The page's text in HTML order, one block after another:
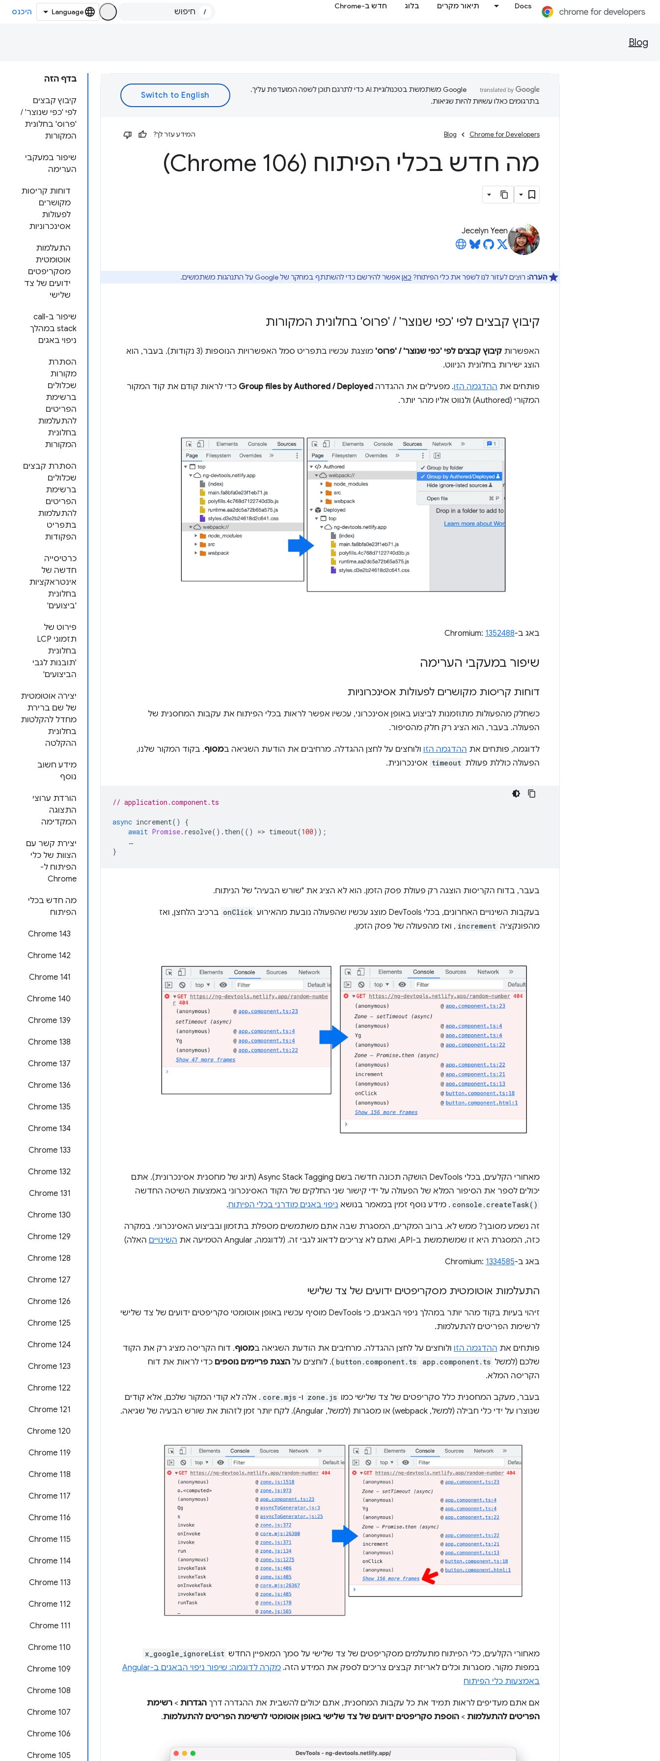
Docs תיאור מקרים בלוג חדש ב-Chrome
/ היכנס
Blog
בדף הזה
קיבוץ קבצים
לפי 'כפי שנוצר' /
'פרוס' בחלונית
המקורות
שיפור במעקבי
הערימה
דוחות קריסות
מקושרים
לפעולות
אסינכרוניות
התעלמות
אוטומטית
מסקריפטים
ידועים של צד
שלישי
שיפור ב-call
stack במהלך
ניפוי באגים
הסתרת
מקורות
שכלולים
ברשימת
הפריטים
להתעלמות
בחלונית
המקורות
הסתרת קבצים
שכלולים
ברשימת
הפריטים
להתעלמות
בתפריט
הפקודות
כרטיסייה
חדשה של
אינטראקציות
בחלונית
'ביצועים'
פירוט של
תזמוני LCP
בחלונית
'תובנות לגבי
הביצועים'
יצירה אוטומטית
של שם ברירת
מחדל להקלטות
בחלונית
ההקלטה
מידע חשוב
נוסף
הורדת ערוצי
התצוגה
המקדימה
יצירת קשר עם
הצוות של כלי
הפיתוח ל-
Chrome
מה חדש בכלי
הפיתוח
Chrome 143
Chrome 142
Chrome 141
Chrome 140
Chrome 139
Chrome 138
Chrome 137
Chrome 136
Chrome 135
Chrome 134
Chrome 133
Chrome 132
Chrome 131
Chrome 130
Chrome 129
Chrome 128
Chrome 127
Chrome 126
Chrome 125
Chrome 124
Chrome 123
Chrome 122
Chrome 121
Chrome 120
Chrome 119
Chrome 118
Chrome 117
Chrome 116
Chrome 115
Chrome 114
Chrome 113
Chrome 112
Chrome 111
Chrome 110
Chrome 109
Chrome 108
Chrome 107
Chrome 106
Chrome 105
‫Google משתמשת בטכנולוגיית AI כדי לתרגם תוכן לשפה המועדפת עליך.
בתרגומים כאלו עשויות להיות שגיאות.
Chrome for Developers
Blog המידע עזר לך?
מה חדש בכלי הפיתוח (Chrome 106)
Jecelyn Yeen
הערה: רוצים לעזור לנו לשפר את כלי הפיתוח? כאןאפשר להירשם כדי להשתתף במחקר של Google על התנהגות משתמשים.
קיבוץ קבצים לפי 'כפי שנוצר' / 'פרוס' בחלונית המקורות
האפשרות קיבוץ קבצים לפי 'כפי שנוצר' / 'פרוס'
מוצגת עכשיו בתפריט סמל האפשרויות הנוספות (3 נקודות). בעבר, הוא
הוצג ישירות בחלונית הניווט.
פותחים את ההדגמה הזו. מפעילים את ההגדרה Group files by Authored / Deployed כדי לראות קודם את קוד המקור
המקורי (Authored) ולנווט אליו מהר יותר.
באג ב-Chromium:1352488
שיפור במעקבי הערימה
דוחות קריסות מקושרים לפעולות אסינכרוניות
כשחלק מהפעולות מתוזמנות לביצוע באופן אסינכרוני, עכשיו אפשר לראות בכלי הפיתוח את עקבות המחסנית של
הפעולה. בעבר, הוא הציג רק חלק מהסיפור.
לדוגמה, פותחים את ההדגמה הזו ולוחצים על לחצן ההגדלה. מרחיבים את הודעת השגיאה במסוף. בקוד המקור שלנו,
הפעולה כוללת פעולת timeout אסינכרונית.
// application.component.ts
async increment()
{
await Promise. resolve(). then(() => timeout(100));
…
}
בעבר, בדוח הקריסות הוצגה רק פעולת פסק הזמן. הוא לא הציג את "שורש הבעיה" של הניתוח.
בעקבות השינויים האחרונים, בכלי DevTools מוצג עכשיו שהפעולה נובעת מהאירוע onClick ברכיב הלחצן, ואז
מהפונקציה increment , ואז מהפעולה של פסק הזמן.
מאחורי הקלעים, בכלי DevTools הושקה תכונה חדשה בשם Async Stack Tagging (תיוג של מחסנית אסינכרונית). אתם
יכולים לספר את הסיפור המלא של הפעולה על ידי קישור שני החלקים של הקוד האסינכרוני באמצעות השיטה החדשה
console.createTask() . מידע נוסף זמין במאמר בנושא ניפוי באגים מודרני בכלי הפיתוח.
זה נשמע מסובך? ממש לא. ברוב המקרים, המסגרת שבה אתם משתמשים מטפלת בתזמון ובביצוע האסינכרוני. במקרה
כזה, המסגרת היא זו שמשתמשת ב-API, ואתם לא צריכים לדאוג לגבי זה. (לדוגמה, Angular הטמיעה את
השינויים האלה)
באג ב-Chromium:1334585
התעלמות אוטומטית מסקריפטים ידועים של צד שלישי
זיהוי בעיות בקוד מהר יותר במהלך ניפוי הבאגים, כי DevTools מוסיף עכשיו באופן אוטומטי סקריפטים ידועים של צד שלישי
לרשימת הפריטים להתעלמות.
פותחים את ההדגמה הזו ולוחצים על לחצן ההגדלה. מרחיבים את הודעת השגיאה במסוף. דוח הקריסה מציג רק את הקוד
שלכם (למשל app.component.ts
button.component.ts ). לוחצים על הצגת פריימים נוספים כדי לראות את דוח
הקריסה המלא.
בעבר, מעקב המחסנית כלל סקריפטים של צד שלישי כמו zone.js ו- core.mjs . אלה לא קודי המקור שלכם, אלא קודים
שנוצרו על ידי כלי חבילה (למשל, webpack) או מסגרות (למשל, Angular). לקח יותר זמן לזהות את שורש הבעיה של שגיאה.
מאחורי הקלעים, כלי הפיתוח מתעלמים מסקריפטים של צד שלישי על סמך המאפיין החדש x_google_ignoreList
במפות מקור. מסגרות וכלים לאריזת קבצים צריכים לספק את המידע הזה.
מקרה לדוגמה: שיפור ניפוי הבאגים ב-Angular
באמצעות כלי הפיתוח
אם אתם מעדיפים לראות תמיד את כל עקבות המחסנית, אתם יכולים להשבית את ההגדרה דרך הגדרות > רשימת
הפריטים להתעלמות > הוספת סקריפטים ידועים של צד שלישי באופן אוטומטי לרשימת הפריטים להתעלמות.